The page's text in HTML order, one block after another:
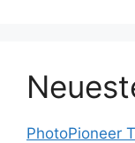
PhotoPioneer